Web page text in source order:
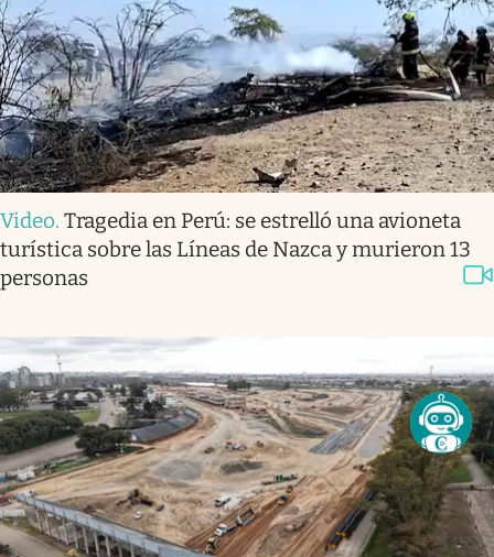
Video. Tragedia en Perú: se estrelló una avioneta
turística sobre las Líneas de Nazca y murieron 13
personas